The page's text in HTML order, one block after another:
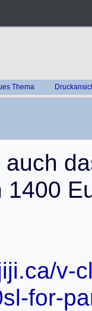
Thema
auch da
1400 E
v-
for-